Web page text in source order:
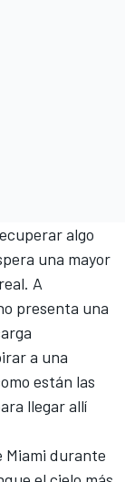
algo
una mayor
A
presenta una
a una
están las
llegar allí
Miami durante